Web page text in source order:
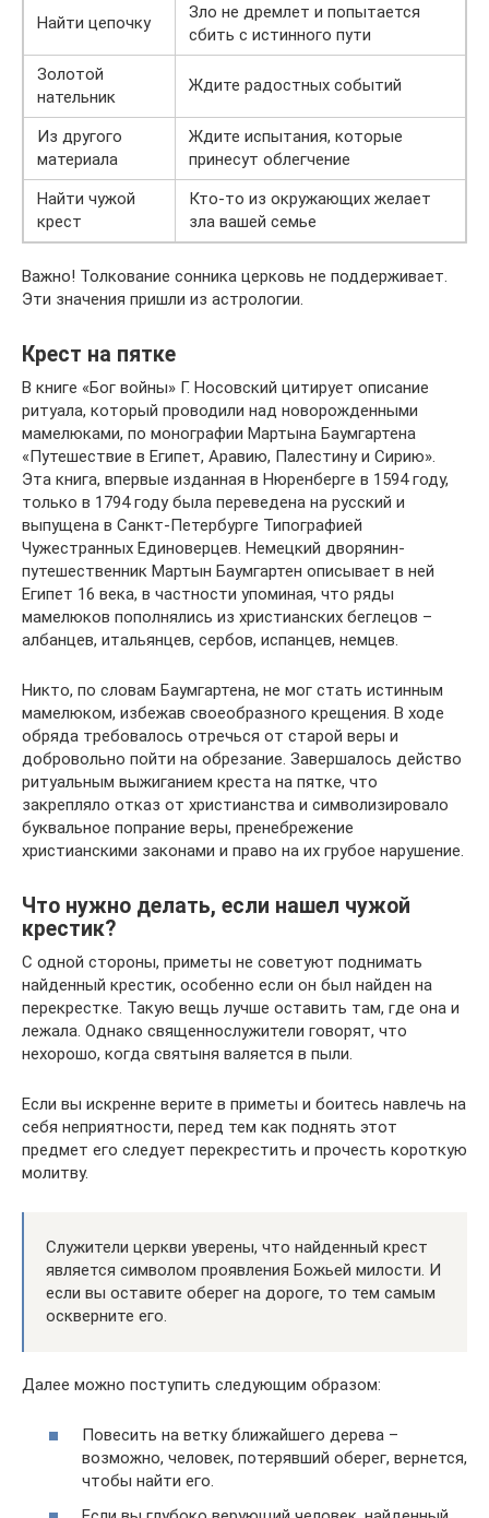
Найти цепочку
Зло не дремлет и попытается
сбить с истинного пути
Золотой
нательник
Ждите радостных событий
Из другого
материала
Ждите испытания, которые
принесут облегчение
Найти чужой
крест
Кто-то из окружающих желает
зла вашей семье
Важно! Толкование сонника церковь не поддерживает.
Эти значения пришли из астрологии.
Крест на пятке
В книге «Бог войны» Г. Носовский цитирует описание
ритуала, который проводили над новорожденными
мамелюками, по монографии Мартына Баумгартена
«Путешествие в Египет, Аравию, Палестину и Сирию».
Эта книга, впервые изданная в Нюренберге в 1594 году,
только в 1794 году была переведена на русский и
выпущена в Санкт-Петербурге Типографией
Чужестранных Единоверцев. Немецкий дворянин-
путешественник Мартын Баумгартен описывает в ней
Египет 16 века, в частности упоминая, что ряды
мамелюков пополнялись из христианских беглецов –
албанцев, итальянцев, сербов, испанцев, немцев.
Никто, по словам Баумгартена, не мог стать истинным
мамелюком, избежав своеобразного крещения. В ходе
обряда требовалось отречься от старой веры и
добровольно пойти на обрезание. Завершалось действо
ритуальным выжиганием креста на пятке, что
закрепляло отказ от христианства и символизировало
буквальное попрание веры, пренебрежение
христианскими законами и право на их грубое нарушение.
Что нужно делать, если нашел чужой
крестик?
С одной стороны, приметы не советуют поднимать
найденный крестик, особенно если он был найден на
перекрестке. Такую вещь лучше оставить там, где она и
лежала. Однако священнослужители говорят, что
нехорошо, когда святыня валяется в пыли.
Если вы искренне верите в приметы и боитесь навлечь на
себя неприятности, перед тем как поднять этот
предмет его следует перекрестить и прочесть короткую
молитву.
Служители церкви уверены, что найденный крест
является символом проявления Божьей милости. И
если вы оставите оберег на дороге, то тем самым
оскверните его.
Далее можно поступить следующим образом:
Повесить на ветку ближайшего дерева –
возможно, человек, потерявший оберег, вернется,
чтобы найти его.